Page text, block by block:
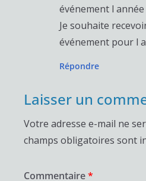
événement l
Je souhaite
événement pour l
Répondre
Laisser un
Votre adresse e-mail ne
champs obligatoires sont
Commentaire*